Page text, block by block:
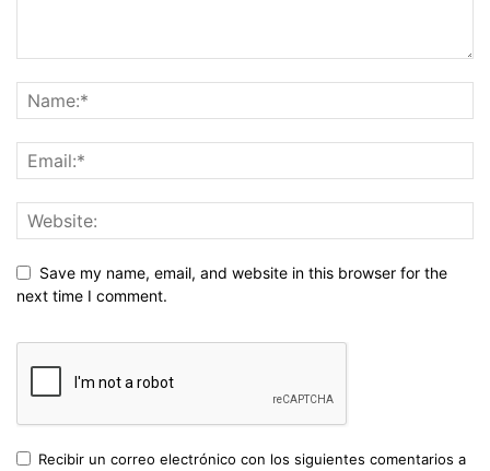
Save my name, email, and website in this browser for the
next time I comment.
Recibir un correo electrónico con los siguientes comentarios a